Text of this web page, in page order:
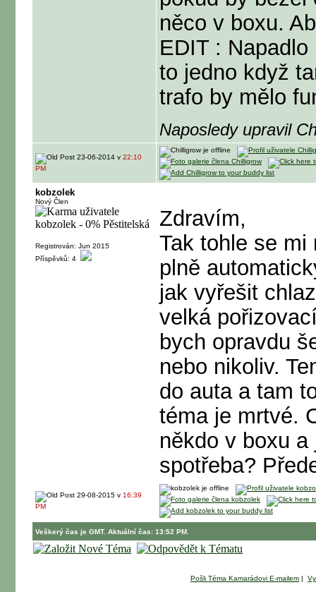
něco v boxu.
EDIT :
to jedno když
trafo by mělo
Naposledy upravil
23-06-2014 v 22:10
PM
kobzolek
Nový Člen
Registrován: Jun 2015
Příspěvků: 4
Zdravím,
Tak tohle se
plně
jak vyřešit
velká
bych opravdu
nebo nikoliv.
do auta a tam
téma je mrtvé.
někdo v boxu
spotřeba?
29-08-2015 v 16:39
PM
Veškerý čas je GMT. Aktuální čas: 13:52 PM.
Pošli Téma Kamarádovi E-mailem |